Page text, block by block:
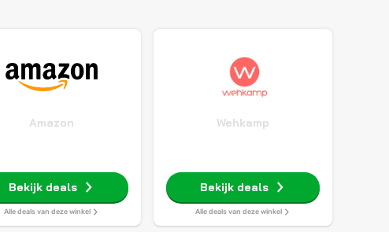
Amazon
Bekijk deals
Alle deals van deze winkel
Wehkamp
Bekijk deals
Alle deals van deze winkel